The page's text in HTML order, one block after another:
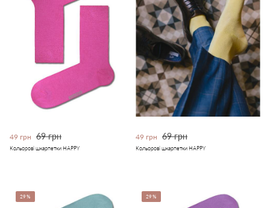
49 грн 69 грн
Кольорові шкарпетки HAPPY
49 грн 69 грн
Кольорові шкарпетки HAPPY
29% 29%